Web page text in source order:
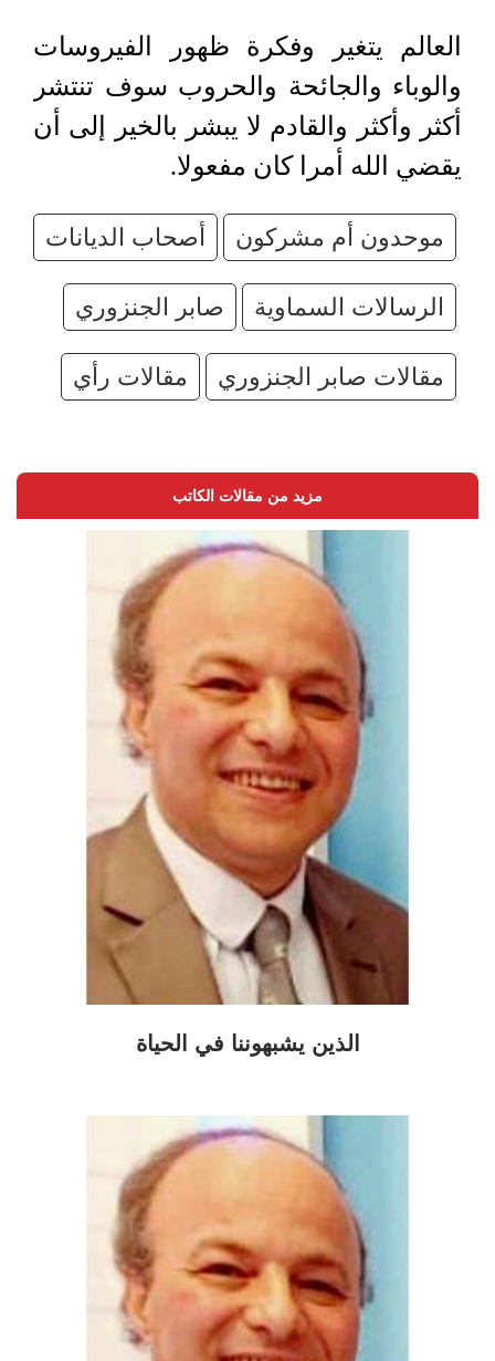
العالم يتغير وفكرة ظهور الفيروسات
والوباء والجائحة والحروب سوف تنتشر
أكثر وأكثر والقادم لا يبشر بالخير إلى أن
يقضي الله أمرا كان مفعولا.
موحدون أم مشركون أصحاب الديانات
الرسالات السماوية صابر الجنزوري
مقالات صابر الجنزوري مقالات رأي
مزيد من مقالات الكاتب
الذين يشبهوننا في الحياة